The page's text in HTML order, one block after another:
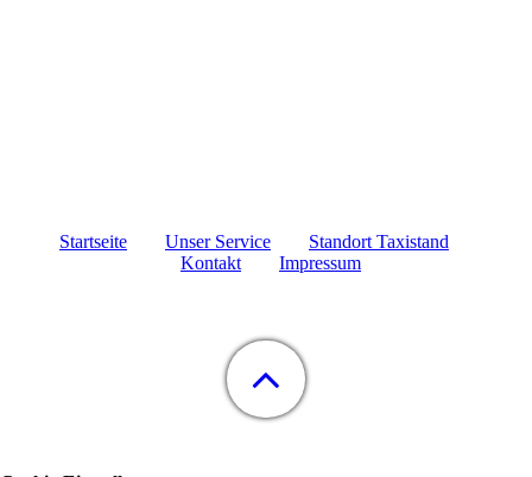
Startseite Unser Service
Standort Taxistand
Kontakt
Impressum